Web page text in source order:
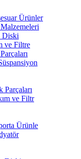
Ürünler
Diski
ve Filtre
ve Filtr
Ürünle